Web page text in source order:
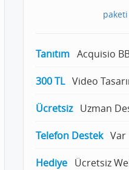
Tanıtım Acquisio
300 TL Video
Ücretsiz Uzman
Telefon Destek Var
Hediye Ücretsiz